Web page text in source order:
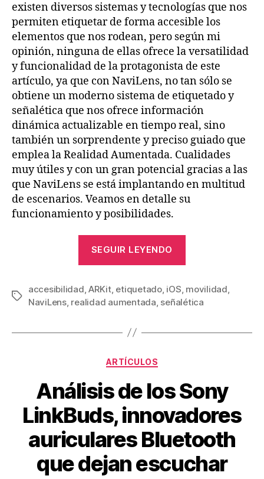
existen diversos sistemas y tecnologías que nos
permiten etiquetar de forma accesible los
elementos que nos rodean, pero según mi
opinión, ninguna de ellas ofrece la versatilidad
y funcionalidad de la protagonista de este
artículo, ya que con NaviLens, no tan sólo se
obtiene un moderno sistema de etiquetado y
señalética que nos ofrece información
dinámica actualizable en tiempo real, sino
también un sorprendente y preciso guiado que
emplea la Realidad Aumentada. Cualidades
muy útiles y con un gran potencial gracias a las
que NaviLens se está implantando en multitud
de escenarios. Veamos en detalle su
funcionamiento y posibilidades.
SEGUIR LEYENDO
guiado
y
inteligente
Realidad
Aumentada
y
marcadores
de
larga
Etiquetas
accesibilidad ,ARKit, etiquetado, iOS movilidad
NaviLens, realidad aumentada señalética
Categorías
ARTÍCULOS
Análisis de los Sony
LinkBuds, innovadores
auriculares Bluetooth
que dejan escuchar